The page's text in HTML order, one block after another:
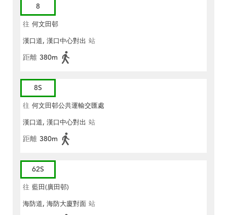
8
往 何文田邨
漢口道, 漢口中心對出 站
距離 380m
8S
往 何文田邨公共運輸交匯處
漢口道, 漢口中心對出 站
距離 380m
62S
往 藍田(廣田邨)
海防道, 海防大廈對面 站